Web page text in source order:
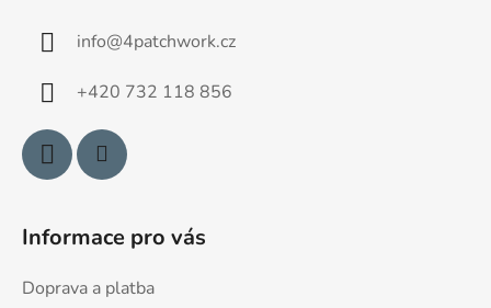
info@4patchwork.cz
+420 732 118 856
Informace pro vás
Doprava a platba